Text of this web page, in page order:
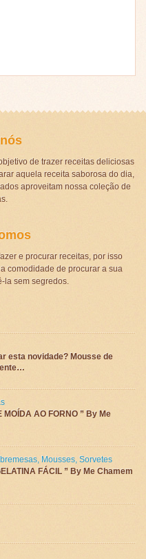
de trazer receitas deliciosas
aquela receita saborosa do dia,
aproveitam nossa coleção de
e procurar receitas, por isso
comodidade de procurar a sua
la sem segredos.
esta novidade? Mousse de
AO FORNO ” By Me
, Mousses, Sorvetes
FÁCIL ” By Me Chamem